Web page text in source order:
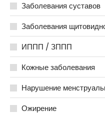
Заболевания суставов
Заболевания
ИППП / ЗППП
Кожные заболевания
Нарушение
Ожирение